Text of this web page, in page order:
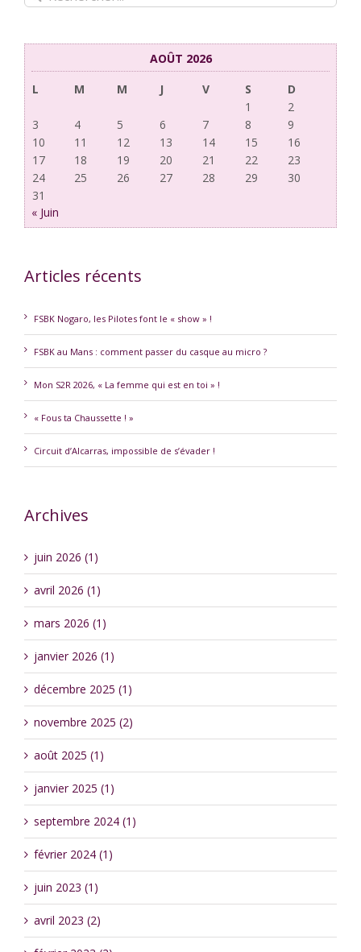
AOÛT 2026
L
M M J V S
D
1
2
3
4 5 6 7 8
9
10
11 12 13 14 15
16
17
18 19 20 21 22
23
24
25 26 27 28 29
30
31
« Juin
Articles récents
FSBK Nogaro, les Pilotes font le « show » !
FSBK au Mans : comment passer du casque au micro ?
Mon S2R 2026, « La femme qui est en toi » !
« Fous ta Chaussette ! »
Circuit d’Alcarras, impossible de s’évader !
Archives
juin 2026 (1)
avril 2026 (1)
mars 2026 (1)
janvier 2026 (1)
décembre 2025 (1)
novembre 2025 (2)
août 2025 (1)
janvier 2025 (1)
septembre 2024 (1)
février 2024 (1)
juin 2023 (1)
avril 2023 (2)